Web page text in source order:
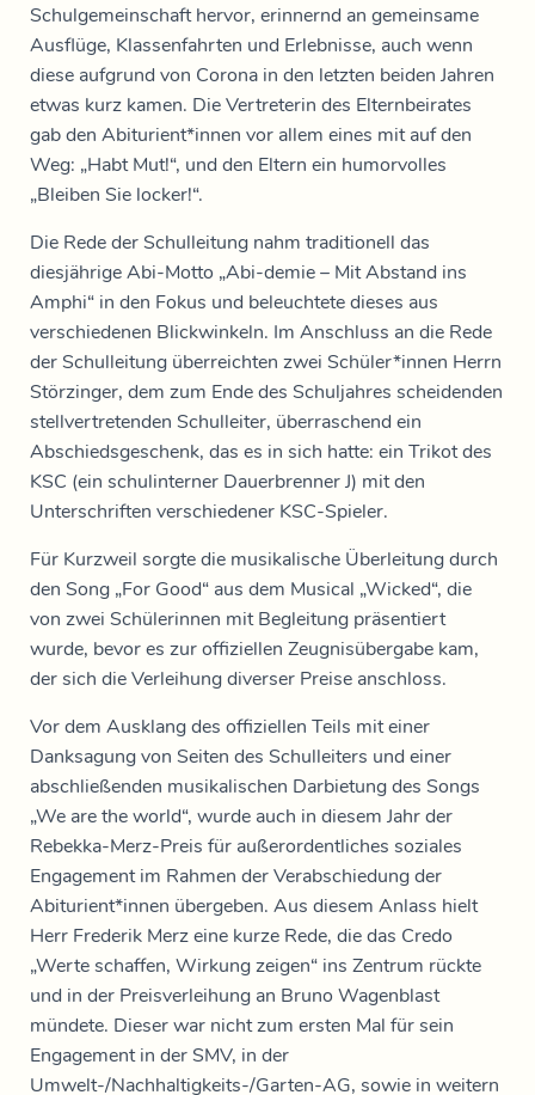
Schulgemeinschaft hervor, erinnernd an gemeinsame
Ausflüge, Klassenfahrten und Erlebnisse, auch wenn
diese aufgrund von Corona in den letzten beiden Jahren
etwas kurz kamen. Die Vertreterin des Elternbeirates
gab den Abiturient*innen vor allem eines mit auf den
Weg: „Habt Mut!“, und den Eltern ein humorvolles
„Bleiben Sie locker!“.
Die Rede der Schulleitung nahm traditionell das
diesjährige Abi-Motto „Abi-demie – Mit Abstand ins
Amphi“ in den Fokus und beleuchtete dieses aus
verschiedenen Blickwinkeln. Im Anschluss an die Rede
der Schulleitung überreichten zwei Schüler*innen Herrn
Störzinger, dem zum Ende des Schuljahres scheidenden
stellvertretenden Schulleiter, überraschend ein
Abschiedsgeschenk, das es in sich hatte: ein Trikot des
KSC (ein schulinterner Dauerbrenner J) mit den
Unterschriften verschiedener KSC-Spieler.
Für Kurzweil sorgte die musikalische Überleitung durch
den Song „For Good“ aus dem Musical „Wicked“, die
von zwei Schülerinnen mit Begleitung präsentiert
wurde, bevor es zur offiziellen Zeugnisübergabe kam,
der sich die Verleihung diverser Preise anschloss.
Vor dem Ausklang des offiziellen Teils mit einer
Danksagung von Seiten des Schulleiters und einer
abschließenden musikalischen Darbietung des Songs
„We are the world“, wurde auch in diesem Jahr der
Rebekka-Merz-Preis für außerordentliches soziales
Engagement im Rahmen der Verabschiedung der
Abiturient*innen übergeben. Aus diesem Anlass hielt
Herr Frederik Merz eine kurze Rede, die das Credo
„Werte schaffen, Wirkung zeigen“ ins Zentrum rückte
und in der Preisverleihung an Bruno Wagenblast
mündete. Dieser war nicht zum ersten Mal für sein
Engagement in der SMV, in der
Umwelt-/Nachhaltigkeits-/Garten-AG, sowie in weitern